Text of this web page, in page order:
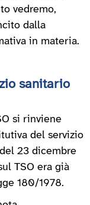
vedremo,
dalla
in materia.
sanitario
si rinviene
del servizio
23 dicembre
TSO era già
180/1978.